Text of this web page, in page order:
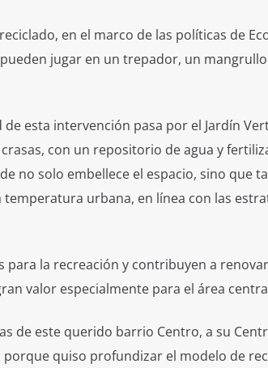
en el marco de las políticas de
jugar en un trepador, un
esta intervención pasa por el Jardín
con un repositorio de agua y
no solo embellece el espacio, sino que
urbana, en línea con las
para la recreación y contribuyen a
valor especialmente para el área
de este querido barrio Centro, a su
quiso profundizar el modelo de